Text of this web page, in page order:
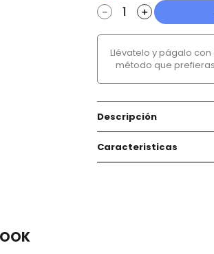
＋
－
Llévatelo y págalo con
método que prefieras
Descripción
Caracteristicas